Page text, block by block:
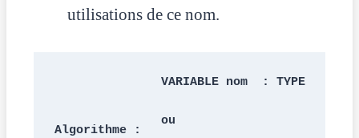
utilisations de ce nom.
Algorithme :
VARIABLE nom  : TYPE
ou